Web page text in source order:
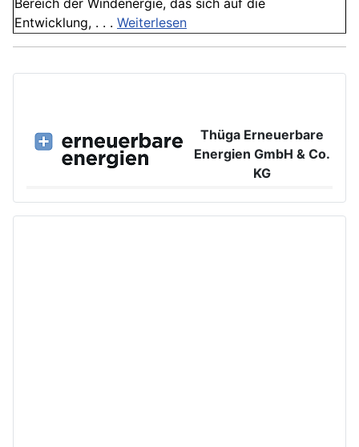
Bereich der Windenergie, das sich auf die
Entwicklung, . . . Weiterlesen
Thüga Erneuerbare
Energien GmbH & Co.
KG
www.ee.thuega.de